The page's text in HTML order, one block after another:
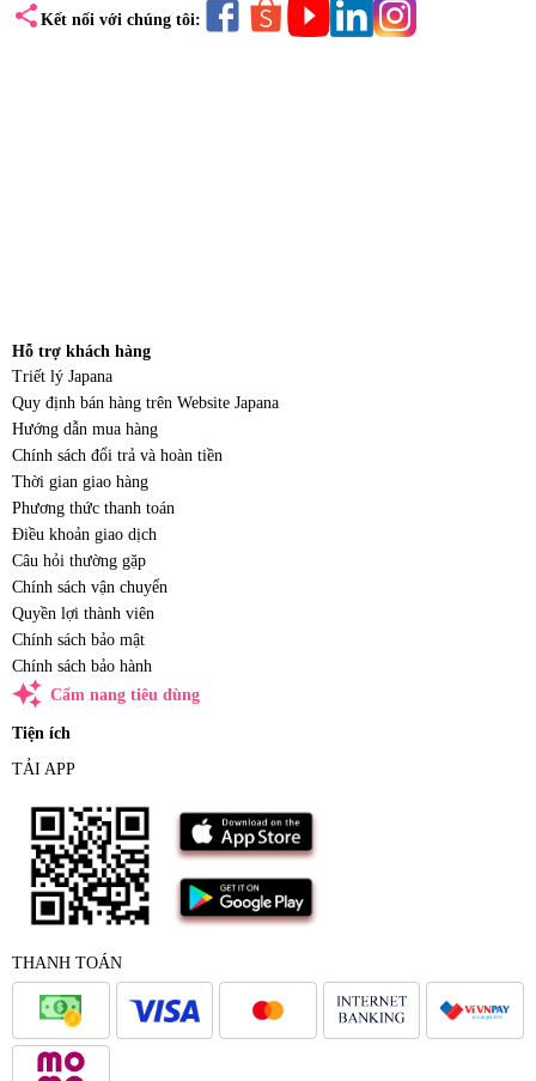
share Kết nối với chúng tôi:
Hỗ trợ khách hàng
Triết lý Japana
Quy định bán hàng trên Website Japana
Hướng dẫn mua hàng
Chính sách đổi trả và hoàn tiền
Thời gian giao hàng
Phương thức thanh toán
Điều khoản giao dịch
Câu hỏi thường gặp
Chính sách vận chuyển
Quyền lợi thành viên
Chính sách bảo mật
Chính sách bảo hành
auto_awesome Cẩm nang tiêu dùng
Tiện ích
TẢI APP
THANH TOÁN